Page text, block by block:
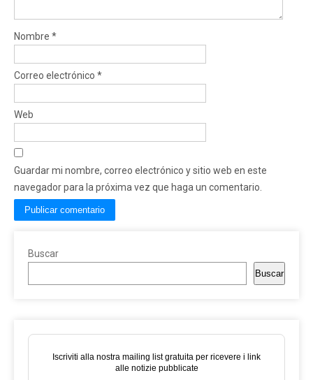
Nombre *
Correo electrónico *
Web
Guardar mi nombre, correo electrónico y sitio web en este
navegador para la próxima vez que haga un comentario.
Buscar
Buscar
Iscriviti alla nostra mailing list gratuita per ricevere i link
alle notizie pubblicate